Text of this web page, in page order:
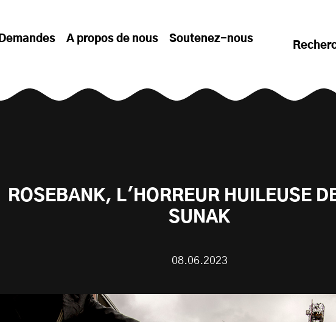
Demandes A propos de nous
Soutenez-nous
ROSEBANK, L'HORREUR HUILEUSE
SUNAK
08.06.2023